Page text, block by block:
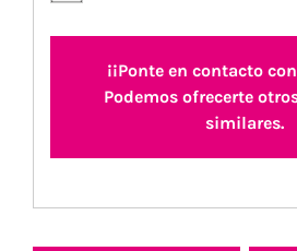
¡¡Ponte en contacto
Podemos ofrecerte
similares.